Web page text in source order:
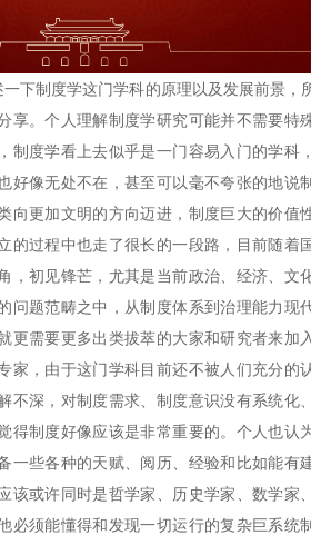
制度学这门学科的原理以及发展前景，
享。个人理解制度学研究可能并不需要特
制度学看上去似乎是一门容易入门的学科
好像无处不在，甚至可以毫不夸张的地说
向更加文明的方向迈进，制度巨大的价值
的过程中也走了很长的一段路，目前随着
，初见锋芒，尤其是当前政治、经济、文
问题范畴之中，从制度体系到治理能力现
更需要更多出类拔萃的大家和研究者来加
家，由于这门学科目前还不被人们充分的
不深，对制度需求、制度意识没有系统化
得制度好像应该是非常重要的。个人也认
一些各种的天赋、阅历、经验和比如能有
该或许同时是哲学家、历史学家、数学家
必须能懂得和发现一切运行的复杂巨系统